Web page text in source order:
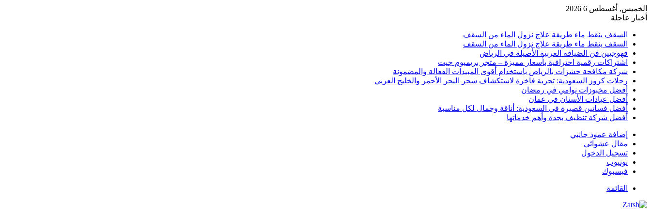
الخميس, أغسطس 6 2026
أخبار عاجلة
السقف ينقط ماء طريقة علاج نزول الماء من السقف
السقف ينقط ماء طريقة علاج نزول الماء من السقف
قهوجيين فن الضيافة العربية الأصيلة في الرياض
اشتراكات رقمية احترافية بأسعار مميزة – متجر بريميوم جيت
شركة مكافحة حشرات بالرياض باستخدام أقوى المبيدات الفعالة والمضمونة
رحلات كروز السعودية: تجربة فاخرة لاستكشاف سحر البحر الأحمر والخليج العربي
أفضل مخبوزات نوامي في رمضان
أفضل عيادات الأسنان في عمان
أفضل فساتين قصيرة في السعودية: أناقة وجمال لكل مناسبة
أفضل شركة تنظيف بجدة وأهم خدماتها
إضافة عمود جانبي
مقال عشوائي
تسجيل الدخول
يوتيوب
فيسبوك
القائمة